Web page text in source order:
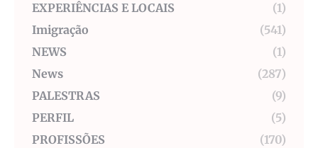
EXPERIÊNCIAS E LOCAIS
(1)
Imigração
(541)
NEWS
(1)
News
(287)
PALESTRAS
(9)
PERFIL
(5)
PROFISSÕES
(170)